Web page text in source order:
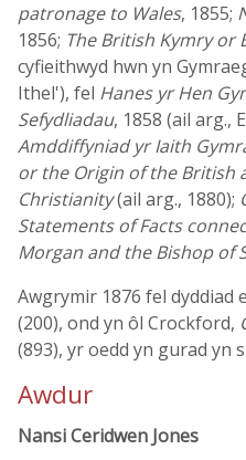
patronage to Wales, 1855;
1856; The British Kymry or
cyfieithwyd hwn yn
Ithel'), fel Hanes yr Hen
Sefydliadau, 1858 (ail arg.,
Amddiffyniad yr Iaith
or the Origin of the British
Christianity(ail arg., 1880);
Statements of Facts
Morgan and the Bishop of
Awgrymir 1876 fel dyddiad
(200), ond yn ôl Crockford,
(893), yr oedd yn gurad yn
Awdur
Nansi Ceridwen Jones